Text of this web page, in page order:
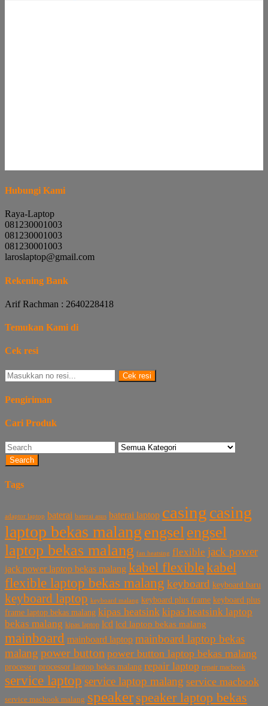
Hubungi Kami
Raya-Laptop
081230001003
081230001003
081230001003
laroslaptop@gmail.com
Rekening Bank
Arif Rachman : 2640228418
Temukan Kami di
Cek resi
Cek resi
Pengiriman
Cari Produk
Search
Tags
adaptor laptop baterai baterai asus baterai laptop casing casing
laptop bekas malang engselengsel
laptop bekas malang fan heatsing flexible jack power
jack power laptop bekas malang kabel flexiblekabel
flexible laptop bekas malang keyboard keyboard baru
keyboard laptop keyboard malang keyboard plus frame keyboard plus
frame laptop bekas malang kipas heatsink kipas heatsink laptop
bekas malang kipas laptop lcd lcd laptop bekas malang
mainboard mainboard laptop mainboard laptop bekas
malang power button power button laptop bekas malang
processor processor laptop bekas malang repair laptop repair macbook
service laptop service laptop malang service macbook
service macbook malang speaker speaker laptop bekas